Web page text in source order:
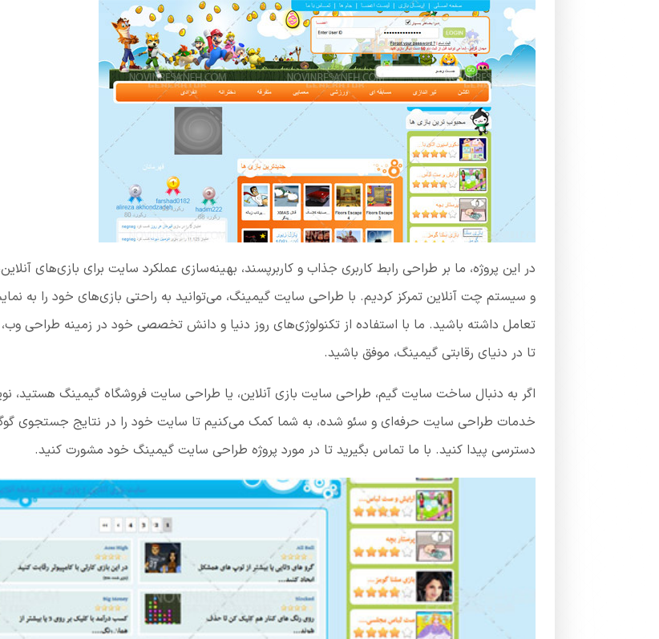
در این پروژه، ما بر طراحی رابط کاربری جذاب و کاربرپسند، بهینه‌سازی عملکرد سایت برای بازی‌های
و سیستم چت آنلاین تمرکز کردیم. با طراحی سایت گیمینگ، می‌توانید به راحتی بازی‌های خود را به
تعامل داشته باشید. ما با استفاده از تکنولوژی‌های روز دنیا و دانش تخصصی خود در زمینه طراحی
تا در دنیای رقابتی گیمینگ، موفق باشید.
اگر به دنبال ساخت سایت گیم، طراحی سایت بازی آنلاین، یا طراحی سایت فروشگاه گیمینگ هستید،
خدمات طراحی سایت حرفه‌ای و سئو شده، به شما کمک می‌کنیم تا سایت خود را در نتایج جستجوی
دسترسی پیدا کنید. با ما تماس بگیرید تا در مورد پروژه طراحی سایت گیمینگ خود مشورت کنید.